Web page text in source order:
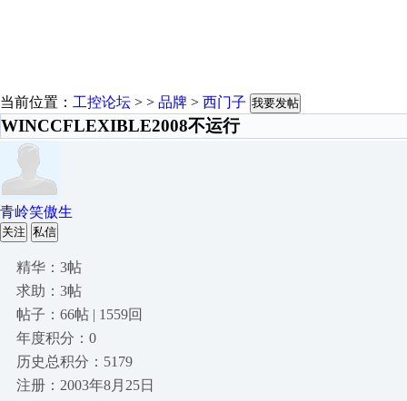
当前位置： 工控论坛 > > 品牌 > 西门子 我要发帖
WINCCFLEXIBLE2008不运行
青岭笑傲生
关注 私信
精华：3帖
求助：3帖
帖子：66帖 | 1559回
年度积分：0
历史总积分：5179
注册：2003年8月25日